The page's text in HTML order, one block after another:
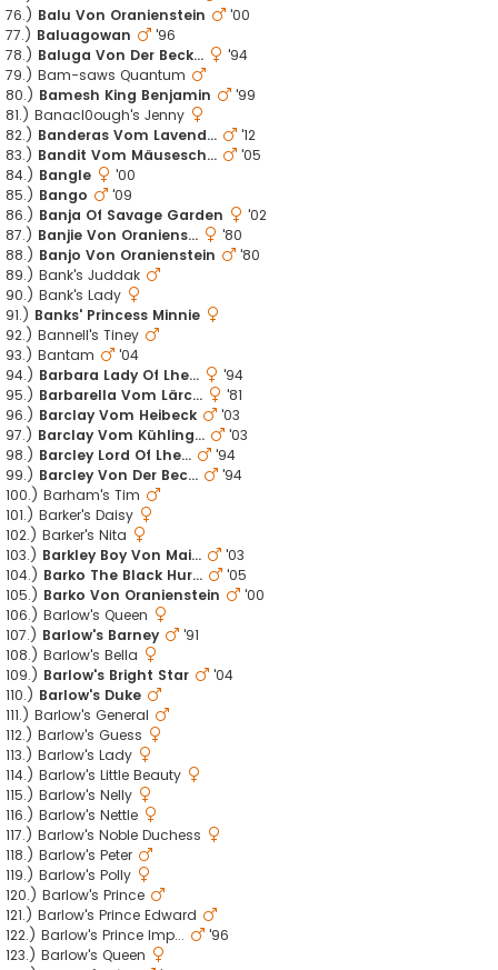
76.) Balu Von Oranienstein
'00
77.) Baluagowan
'96
78.) Baluga Von Der Beck...
'94
79.) Bam-saws Quantum
80.) Bamesh King Benjamin
'99
81.) Banacl0ough's Jenny
82.) Banderas Vom Lavend...
'12
83.) Bandit Vom Mäusesch...
'05
84.) Bangle
'00
85.) Bango
'09
86.) Banja Of Savage Garden
'02
87.) Banjie Von Oraniens...
'80
88.) Banjo Von Oranienstein
'80
89.) Bank's Juddak
90.) Bank's Lady
91.) Banks' Princess Minnie
92.) Bannell's Tiney
93.) Bantam
'04
94.) Barbara Lady Of Lhe...
'94
95.) Barbarella Vom Lärc...
'81
96.) Barclay Vom Heibeck
'03
97.) Barclay Vom Kühling...
'03
98.) Barcley Lord Of Lhe...
'94
99.) Barcley Von Der Bec...
'94
100.) Barham's Tim
101.) Barker's Daisy
102.) Barker's Nita
103.) Barkley Boy Von Mai...
'03
104.) Barko The Black Hur...
'05
105.) Barko Von Oranienstein
'00
106.) Barlow's Queen
107.) Barlow's Barney
'91
108.) Barlow's Bella
109.) Barlow's Bright Star
'04
110.) Barlow's Duke
111.) Barlow's General
112.) Barlow's Guess
113.) Barlow's Lady
114.) Barlow's Little Beauty
115.) Barlow's Nelly
116.) Barlow's Nettle
117.) Barlow's Noble Duchess
118.) Barlow's Peter
119.) Barlow's Polly
120.) Barlow's Prince
121.) Barlow's Prince Edward
122.) Barlow's Prince Imp...
'96
123.) Barlow's Queen